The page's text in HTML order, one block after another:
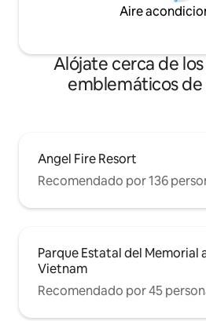
Aire
Alójate cerca de
emblemáticos de
Angel Fire Resort
Recomendado por 136
Parque Estatal del Memorial
Vietnam
Recomendado por 45